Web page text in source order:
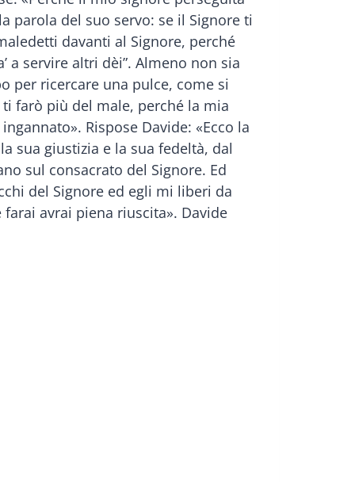
parola del suo servo: se il Signore ti
davanti al Signore, perché
a servire altri dèi”. Almeno non sia
per ricercare una pulce, come si
farò più del male, perché la mia
Rispose Davide: «Ecco la
sua giustizia e la sua fedeltà, dal
sul consacrato del Signore. Ed
del Signore ed egli mi liberi da
avrai piena riuscita». Davide